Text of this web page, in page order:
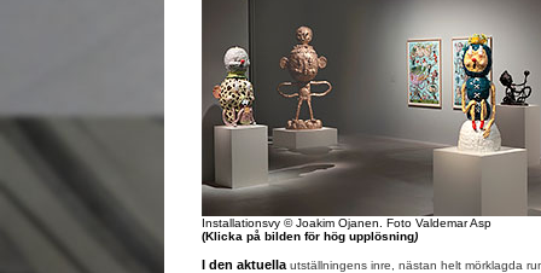
Installationsvy © Joakim Ojanen. Foto Valdemar Asp
(Klicka på bilden för hög upplösning)
I den aktuellautställningens inre, nästan helt mörklagda